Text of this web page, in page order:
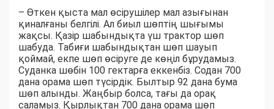
– Өткен қыста мал өсірушілер мал азығынан
қиналғаны белгілі. Ал биыл шөптің шығымы
жақсы. Қазір шабындықта үш трактор шөп
шабуда. Табиғи шабындықтан шөп шауып
қоймай, екпе шөп өсіруге де көңіл бұрудамыз.
Суданка шөбін 100 гектарға еккенбіз. Содан 700
дана орама шөп түсірдік. Былтыр 92 дана бума
шөп алынды. Жаңбыр болса, тағы да орақ
саламыз. Қырлықтан 700 дана орама шөп